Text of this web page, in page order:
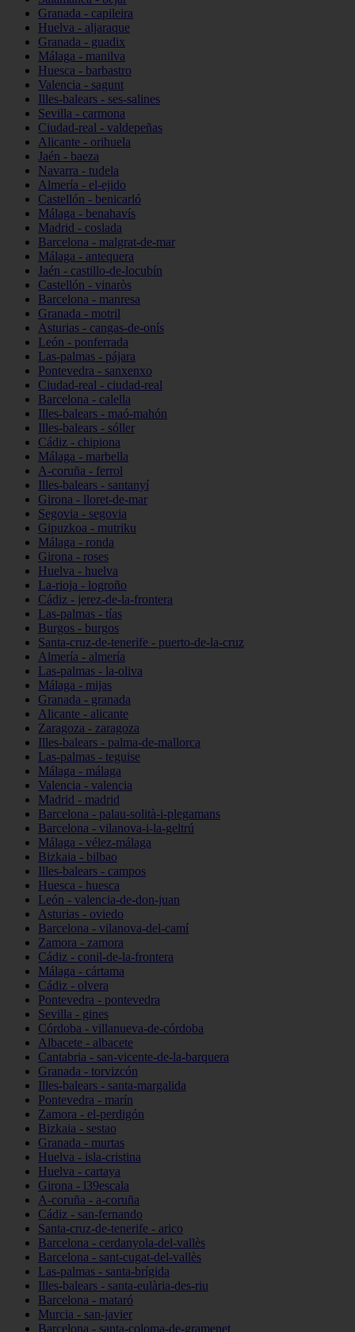
Granada - capileira
Huelva - aljaraque
Granada - guadix
Málaga - manilva
Huesca - barbastro
Valencia - sagunt
Illes-balears - ses-salines
Sevilla - carmona
Ciudad-real - valdepeñas
Alicante - orihuela
Jaén - baeza
Navarra - tudela
Almería - el-ejido
Castellón - benicarló
Málaga - benahavís
Madrid - coslada
Barcelona - malgrat-de-mar
Málaga - antequera
Jaén - castillo-de-locubín
Castellón - vinaròs
Barcelona - manresa
Granada - motril
Asturias - cangas-de-onís
León - ponferrada
Las-palmas - pájara
Pontevedra - sanxenxo
Ciudad-real - ciudad-real
Barcelona - calella
Illes-balears - maó-mahón
Illes-balears - sóller
Cádiz - chipiona
Málaga - marbella
A-coruña - ferrol
Illes-balears - santanyí
Girona - lloret-de-mar
Segovia - segovia
Gipuzkoa - mutriku
Málaga - ronda
Girona - roses
Huelva - huelva
La-rioja - logroño
Cádiz - jerez-de-la-frontera
Las-palmas - tías
Burgos - burgos
Santa-cruz-de-tenerife - puerto-de-la-cruz
Almería - almería
Las-palmas - la-oliva
Málaga - mijas
Granada - granada
Alicante - alicante
Zaragoza - zaragoza
Illes-balears - palma-de-mallorca
Las-palmas - teguise
Málaga - málaga
Valencia - valencia
Madrid - madrid
Barcelona - palau-solità-i-plegamans
Barcelona - vilanova-i-la-geltrú
Málaga - vélez-málaga
Bizkaia - bilbao
Illes-balears - campos
Huesca - huesca
León - valencia-de-don-juan
Asturias - oviedo
Barcelona - vilanova-del-camí
Zamora - zamora
Cádiz - conil-de-la-frontera
Málaga - cártama
Cádiz - olvera
Pontevedra - pontevedra
Sevilla - gines
Córdoba - villanueva-de-córdoba
Albacete - albacete
Cantabria - san-vicente-de-la-barquera
Granada - torvizcón
Illes-balears - santa-margalida
Pontevedra - marín
Zamora - el-perdigón
Bizkaia - sestao
Granada - murtas
Huelva - isla-cristina
Huelva - cartaya
Girona - l39escala
A-coruña - a-coruña
Cádiz - san-fernando
Santa-cruz-de-tenerife - arico
Barcelona - cerdanyola-del-vallès
Barcelona - sant-cugat-del-vallès
Las-palmas - santa-brígida
Illes-balears - santa-eulària-des-riu
Barcelona - mataró
Murcia - san-javier
Barcelona - santa-coloma-de-gramenet